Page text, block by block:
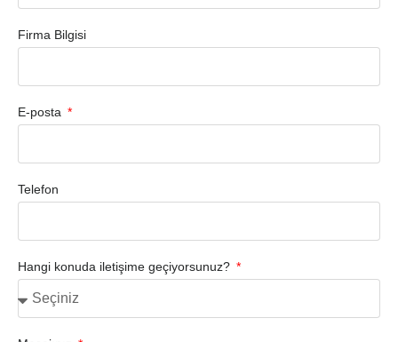
Firma Bilgisi
E-posta
Telefon
Hangi konuda iletişime geçiyorsunuz?